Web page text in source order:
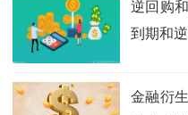
逆回购
到期和
金融衍